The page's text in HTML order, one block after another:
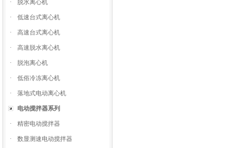
· 脱水离心机
· 低速台式离心机
· 高速台式离心机
· 高速脱水离心机
· 脱泡离心机
· 低俗冷冻离心机
· 落地式电动离心机
电动搅拌器系列
· 精密电动搅拌器
· 数显测速电动搅拌器